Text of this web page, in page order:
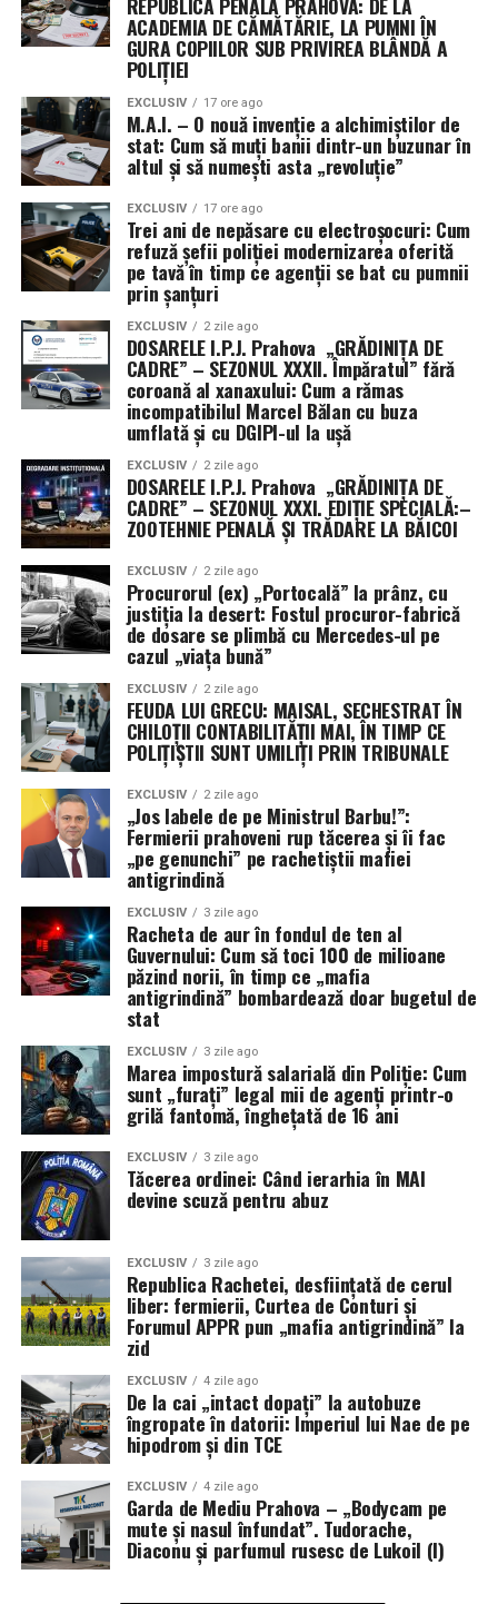
Ce urmează după investigație?
Durata unui RMN variază în funcție de zona examinată.
În general, investigația poate dura între 20 și 60 de
minute. După examinare, îți poți relua activitățile
obișnuite, dacă nu ai primit sedativ.
Rezultatul este interpretat de medicul radiolog, iar
concluziile trebuie discutate ulterior cu medicul
trimițător. În funcție de rezultat, medicul poate
recuperare medicală;
fizioterapie sau kinetoterapie;
tratament medicamentos;
infiltrații;
monitorizare sau evaluare chirurgicală, dacă situația
o impune.
RMN-ul este un instrument valoros atunci când este
recomandat corect și integrat într-un plan medical
complet. Pregătirea atentă, comunicarea cu echipa
medicală și interpretarea rezultatului de către specialist
ajută la alegerea celor mai potriviți pași pentru
sănătatea ta.
Disclaimer
: Acest articol are scop informativ și nu
înlocuiește consultul medical sau recomandările
personalizate ale medicului.
Surse de informare:
“MRI – Mayo Clinic.” Mayoclinic.Org, 2026,
https://www.mayoclinic.org/tests-
procedures/mri/about/pac-20384768. Accesat în
data de 25 Iunie 2026.
Următorii pași în Congres
Senatul urmează să voteze rezoluția în această
săptămână, înainte de începerea vacanței de august.
Camera Reprezentanților, deja în pauză, și-a adoptat
propria variantă pe 21 iulie. Cele două texte vor trebui
fie unificate, fie una dintre camere va trebui să adopte
varianta celeilalte, pentru ca proiectul să ajungă pe
masa președintelui Donald Trump.
Președinta Comisiei de buget din Senat, Susan Collins, a
descris rezoluția drept „un pas important” pentru
evitarea închiderii guvernului, în timp ce senatoarea
Patty Murray a salutat faptul că textul limitează cererile
de noi fonduri și flexibilități pentru Pentagon.
ACADEMIA DE CĂMĂTĂRIE, LA PUMNI ÎN
GURA COPIILOR SUB PRIVIREA BLÂNDĂ A
POLIȚIEI
EXCLUSIV 17 ore ago
M.A.I. – O nouă invenție a alchimiștilor de
stat: Cum să muți banii dintr-un buzunar în
altul și să numești asta „revoluție”
EXCLUSIV 17 ore ago
Trei ani de nepăsare cu electroșocuri: Cum
refuză șefii poliției modernizarea oferită
pe tavă în timp ce agenții se bat cu pumnii
prin șanțuri
EXCLUSIV 2 zile ago
DOSARELE I.P.J. Prahova „GRĂDINIȚA DE
CADRE” – SEZONUL XXXII. Împăratul” fără
coroană al xanaxului: Cum a rămas
incompatibilul Marcel Bălan cu buza
umflată și cu DGIPI-ul la ușă
EXCLUSIV 2 zile ago
DOSARELE I.P.J. Prahova „GRĂDINIȚA DE
CADRE” – SEZONUL XXXI. EDIȚIE SPECIALĂ:–
ZOOTEHNIE PENALĂ ȘI TRĂDARE LA BĂICOI
EXCLUSIV 2 zile ago
Procurorul (ex) „Portocală” la prânz, cu
justiția la desert: Fostul procuror-fabrică
de dosare se plimbă cu Mercedes-ul pe
cazul „viața bună”
EXCLUSIV 2 zile ago
FEUDA LUI GRECU: MAISAL, SECHESTRAT ÎN
CHILOȚII CONTABILITĂȚII MAI, ÎN TIMP CE
POLIȚIȘTII SUNT UMILIȚI PRIN TRIBUNALE
EXCLUSIV 2 zile ago
„Jos labele de pe Ministrul Barbu!”:
Fermierii prahoveni rup tăcerea și îi fac
„pe genunchi” pe rachetiștii mafiei
antigrindină
EXCLUSIV 3 zile ago
Racheta de aur în fondul de ten al
Guvernului: Cum să toci 100 de milioane
păzind norii, în timp ce „mafia
antigrindină” bombardează doar bugetul de
stat
EXCLUSIV 3 zile ago
Marea impostură salarială din Poliție: Cum
sunt „furați” legal mii de agenți printr-o
grilă fantomă, înghețată de 16 ani
EXCLUSIV 3 zile ago
Tăcerea ordinei: Când ierarhia în MAI
devine scuză pentru abuz
EXCLUSIV 3 zile ago
Republica Rachetei, desființată de cerul
liber: fermierii, Curtea de Conturi și
Forumul APPR pun „mafia antigrindină” la
zid
EXCLUSIV 4 zile ago
De la cai „intact dopați” la autobuze
îngropate în datorii: Imperiul lui Nae de pe
hipodrom și din TCE
EXCLUSIV 4 zile ago
Garda de Mediu Prahova – „Bodycam pe
mute și nasul înfundat”. Tudorache,
Diaconu și parfumul rusesc de Lukoil (I)